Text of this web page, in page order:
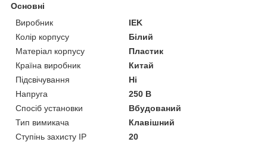
Основні
Виробник
IEK
Колір корпусу
Білий
Матеріал корпусу
Пластик
Країна виробник
Китай
Підсвічування
Ні
Напруга
250 В
Спосіб установки
Вбудований
Тип вимикача
Клавішний
Ступінь захисту IP
20